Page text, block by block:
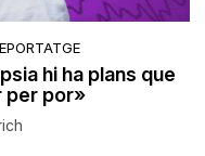
hi ha plans que
per por»